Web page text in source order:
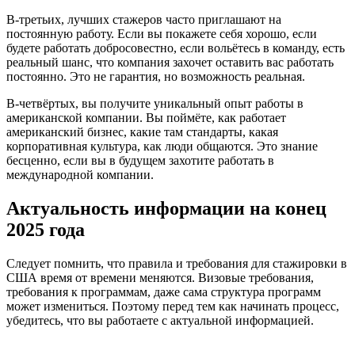
В-третьих, лучших стажеров часто приглашают на
постоянную работу. Если вы покажете себя хорошо, если
будете работать добросовестно, если вольётесь в команду, есть
реальный шанс, что компания захочет оставить вас работать
постоянно. Это не гарантия, но возможность реальная.
В-четвёртых, вы получите уникальный опыт работы в
американской компании. Вы поймёте, как работает
американский бизнес, какие там стандарты, какая
корпоративная культура, как люди общаются. Это знание
бесценно, если вы в будущем захотите работать в
международной компании.
Актуальность информации на конец
2025 года
Следует помнить, что правила и требования для стажировки в
США время от времени меняются. Визовые требования,
требования к программам, даже сама структура программ
может измениться. Поэтому перед тем как начинать процесс,
убедитесь, что вы работаете с актуальной информацией.